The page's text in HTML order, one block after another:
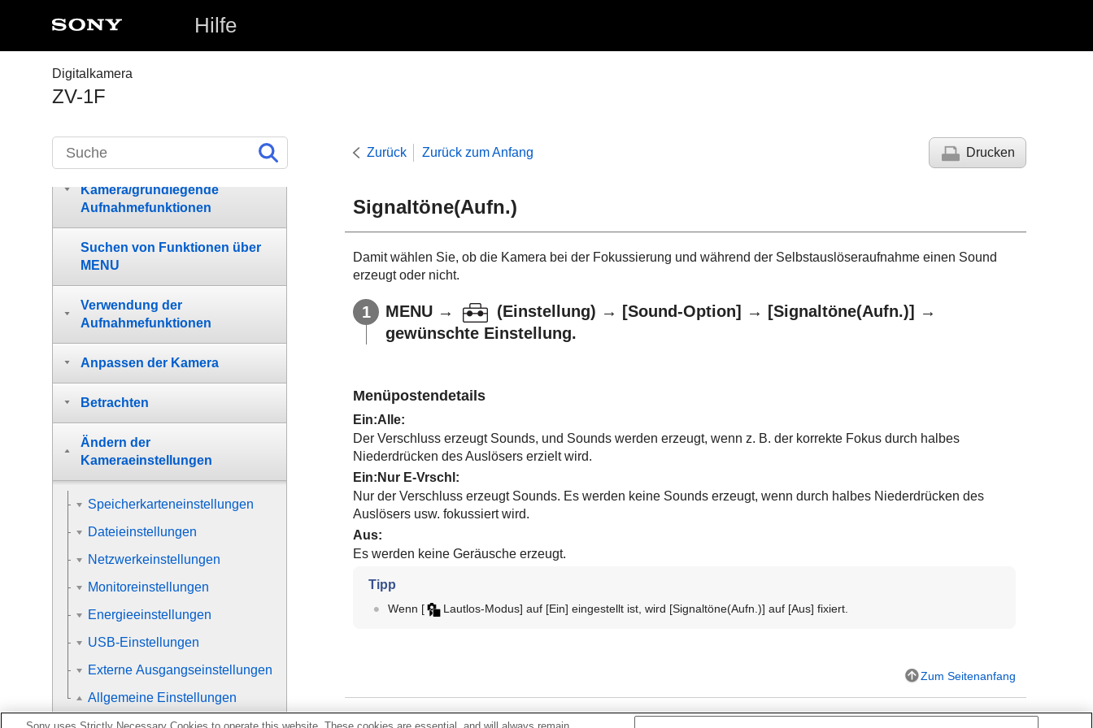
Hilfe
Digitalkamera
ZV-1F
Zurück Zurück zum Anfang Drucken
Signaltöne(Aufn.)
Damit wählen Sie, ob die Kamera bei der Fokussierung und während der Selbstauslöseraufnahme einen Sound
erzeugt oder nicht.
MENU → (Einstellung) → [Sound-Option] → [Signaltöne(Aufn.)]
→
gewünschte Einstellung.
Menüpostendetails
Ein:Alle:
Der Verschluss erzeugt Sounds, und Sounds werden erzeugt, wenn z. B. der korrekte Fokus durch halbes
Niederdrücken des Auslösers erzielt wird.
Ein:Nur E-Vrschl :
Nur der Verschluss erzeugt Sounds. Es werden keine Sounds erzeugt, wenn durch halbes Niederdrücken des
Auslösers usw. fokussiert wird.
Aus:
Es werden keine Geräusche erzeugt.
Tipp
Wenn [ Lautlos-Modus] auf [Ein] eingestellt ist, wird [Signaltöne(Aufn.)] auf [Aus] fixiert.
Zum Seitenanfang
Verwandtes Thema
Vor Gebrauch
Bezeichnung der Teile
Vorbereitung der
Kamera/grundlegende
Aufnahmefunktionen
Suchen von Funktionen über
MENU
Verwendung der
Aufnahmefunktionen
Anpassen der Kamera
Betrachten
Ändern der
Kameraeinstellungen
Speicherkarteneinstellungen
Dateieinstellungen
Netzwerkeinstellungen
Monitoreinstellungen
Energieeinstellungen
USB-Einstellungen
Externe Ausgangseinstellungen
Allgemeine Einstellungen